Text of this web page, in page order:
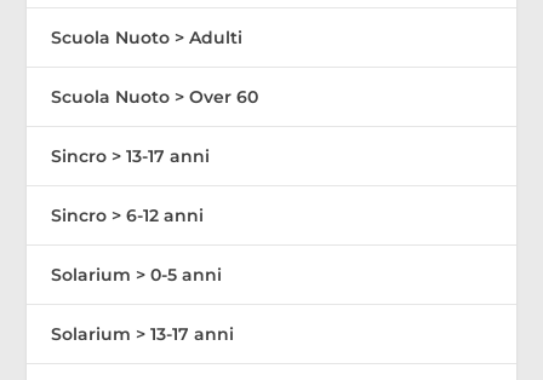
Scuola Nuoto > Adulti
Scuola Nuoto > Over 60
Sincro > 13-17 anni
Sincro > 6-12 anni
Solarium > 0-5 anni
Solarium > 13-17 anni